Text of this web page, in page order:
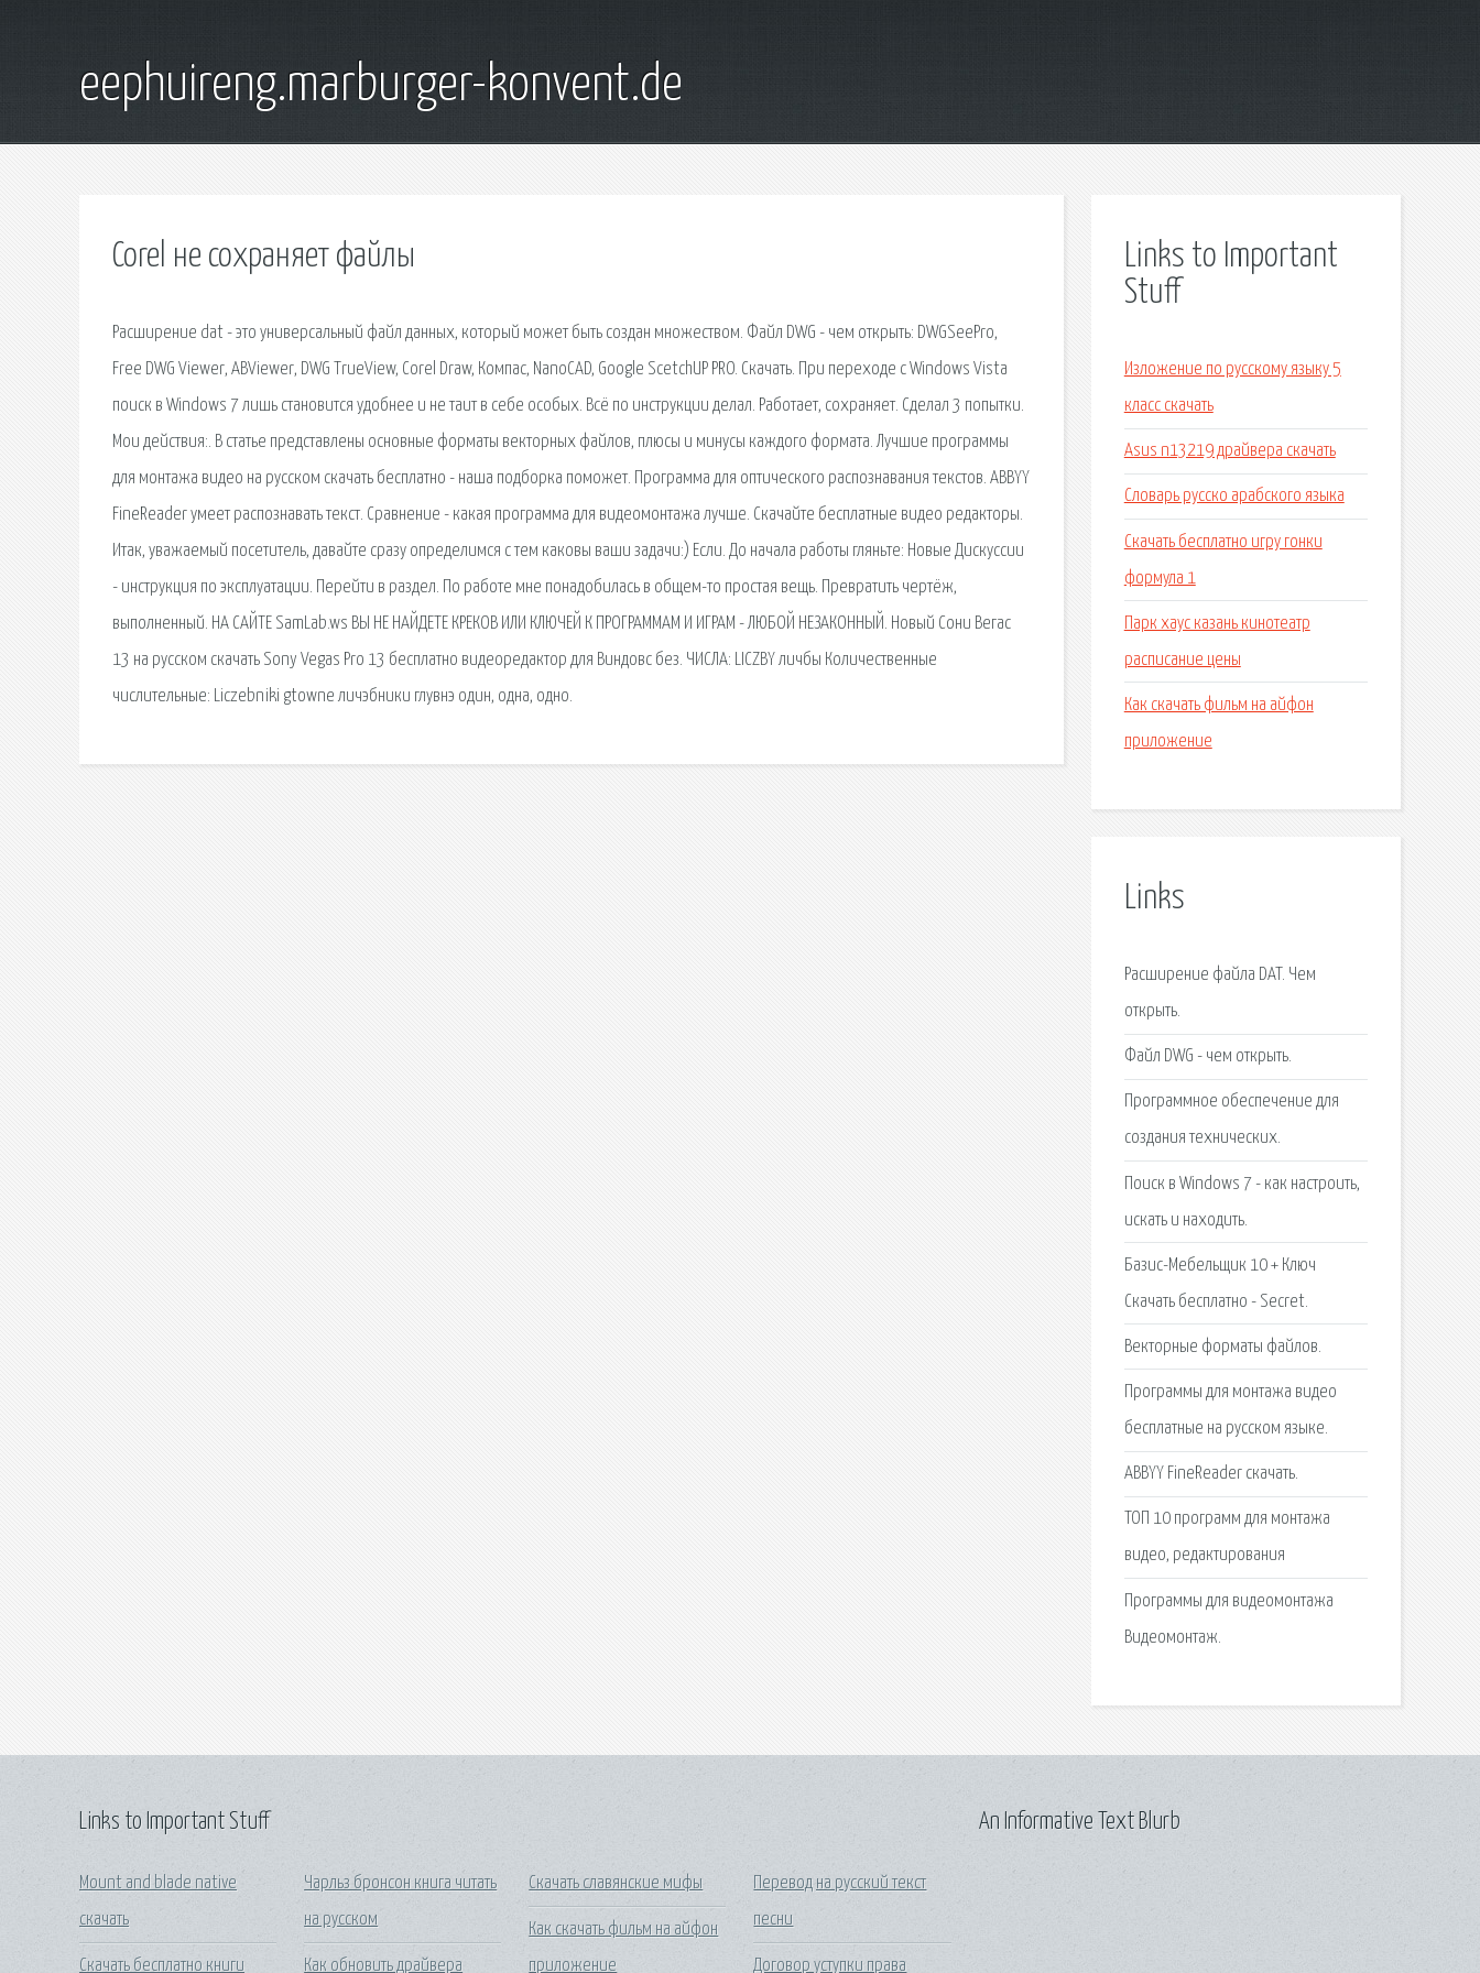
eephuireng.marburger-konvent.de
Corel не сохраняет файлы
Расширение dat - это универсальный файл данных, который может быть создан множеством. Файл DWG - чем открыть: DWGSeePro,
Free DWG Viewer, ABViewer, DWG TrueView, Corel Draw, Компас, NanoCAD, Google ScetchUP PRO. Скачать. При переходе с Windows Vista
поиск в Windows 7 лишь становится удобнее и не таит в себе особых. Всё по инструкции делал. Работает, сохраняет. Сделал 3 попытки.
Мои действия:. В статье представлены основные форматы векторных файлов, плюсы и минусы каждого формата. Лучшие программы
для монтажа видео на русском скачать бесплатно - наша подборка поможет. Программа для оптического распознавания текстов. ABBYY
FineReader умеет распознавать текст. Сравнение - какая программа для видеомонтажа лучше. Скачайте бесплатные видео редакторы.
Итак, уважаемый посетитель, давайте сразу определимся с тем каковы ваши задачи:) Если. До начала работы гляньте: Новые Дискуссии
- инструкция по эксплуатации. Перейти в раздел. По работе мне понадобилась в общем-то простая вещь. Превратить чертёж,
выполненный. НА САЙТЕ SamLab.ws ВЫ НЕ НАЙДЕТЕ КРЕКОВ ИЛИ КЛЮЧЕЙ К ПРОГРАММАМ И ИГРАМ - ЛЮБОЙ НЕЗАКОННЫЙ. Новый Сони Вегас
13 на русском скачать Sony Vegas Pro 13 бесплатно видеоредактор для Виндовс без. ЧИСЛА: LICZBY личбы Количественные
числительные: Liczebniki gtowne личэбники глувнэ один, одна, одно.
Links to Important
Stuff
Изложение по русскому языку 5
класс скачать
Asus n13219 драйвера скачать
Словарь русско арабского языка
Скачать бесплатно игру гонки
формула 1
Парк хаус казань кинотеатр
расписание цены
Как скачать фильм на айфон
приложение
Links
Расширение файла DAT. Чем
открыть.
Файл DWG - чем открыть.
Программное обеспечение для
создания технических.
Поиск в Windows 7 - как настроить,
искать и находить.
Базис-Мебельщик 10 + Ключ
Скачать бесплатно - Secret.
Векторные форматы файлов.
Программы для монтажа видео
бесплатные на русском языке.
ABBYY FineReader скачать.
ТОП 10 программ для монтажа
видео, редактирования
Программы для видеомонтажа
Видеомонтаж.
Links to Important Stuff
Mount and blade native
скачать
Скачать бесплатно книги
Чарльз бронсон книга читать
на русском
Как обновить драйвера
Скачать славянские мифы
Как скачать фильм на айфон
приложение
Перевод на русский текст
песни
Договор уступки права
An Informative Text Blurb